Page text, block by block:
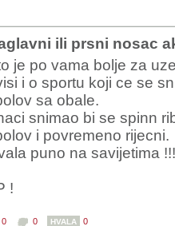
ili prsni nosac
je po vama bolje za
i o sportu koji ce se
sa obale.
snimao bi se spinn
i povremeno rijecni.
puno na savijetima !!!
!
0 0 HVALA 0